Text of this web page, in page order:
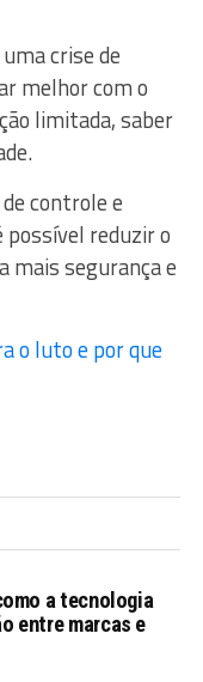
crise de
melhor com o
limitada, saber
controle e
possível reduzir o
mais segurança e
o luto e por que
a tecnologia
entre marcas e